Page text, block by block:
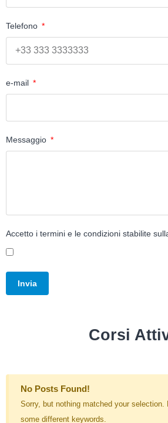
Telefono
e-mail
Messaggio
Accetto i termini e le condizioni stabilite
Invia
Corsi
No Posts Found!
Sorry, but nothing matched your selection.
some different keywords.